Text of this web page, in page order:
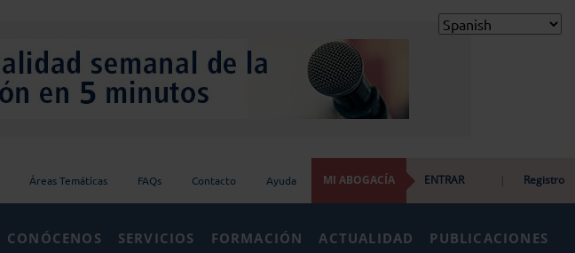
Áreas Temáticas FAQs Contacto Ayuda MI ABOGACÍA ENTRAR | Registro
CONÓCENOS SERVICIOS FORMACIÓN ACTUALIDAD PUBLICACIONES